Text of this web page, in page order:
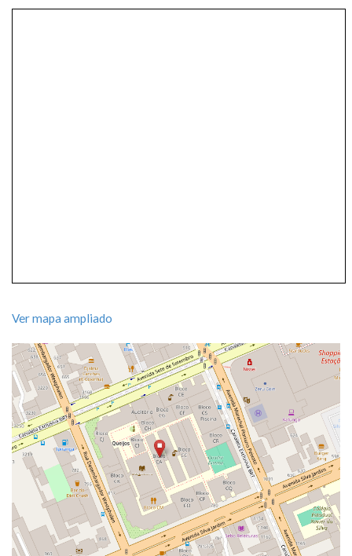
Ver mapa ampliado